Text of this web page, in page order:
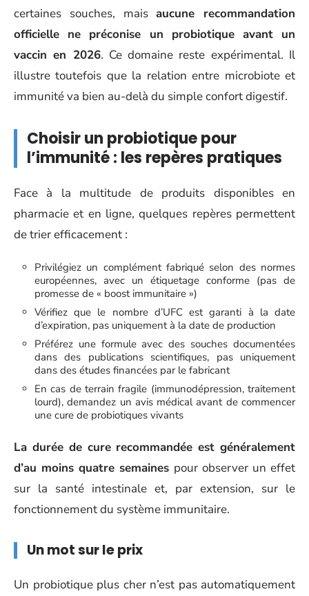
certaines souches, maisaucune recommandation
officielle ne préconise un probiotique avant un
vaccin en 2026. Ce domaine reste expérimental. Il
illustre toutefois que la relation entre microbiote et
immunité va bien au-delà du simple confort digestif.
Choisir un probiotique pour
l’immunité : les repères pratiques
Face à la multitude de produits disponibles en
pharmacie et en ligne, quelques repères permettent
de trier efficacement :
Privilégiez un complément fabriqué selon des normes
européennes, avec un étiquetage conforme (pas de
promesse de « boost immunitaire »)
Vérifiez que le nombre d’UFC est garanti à la date
d’expiration, pas uniquement à la date de production
Préférez une formule avec des souches documentées
dans des publications scientifiques, pas uniquement
dans des études financées par le fabricant
En cas de terrain fragile (immunodépression, traitement
lourd), demandez un avis médical avant de commencer
une cure de probiotiques vivants
La durée de cure recommandée est généralement
d’au moins quatre semaines pour observer un effet
sur la santé intestinale et, par extension, sur le
fonctionnement du système immunitaire.
Un mot sur le prix
Un probiotique plus cher n’est pas automatiquement